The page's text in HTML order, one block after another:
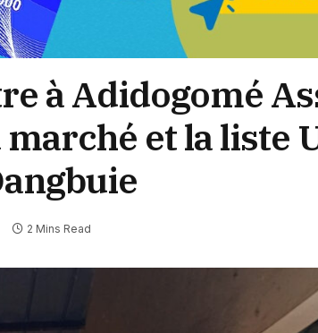
à Adidogomé
et la liste
2 Mins Read